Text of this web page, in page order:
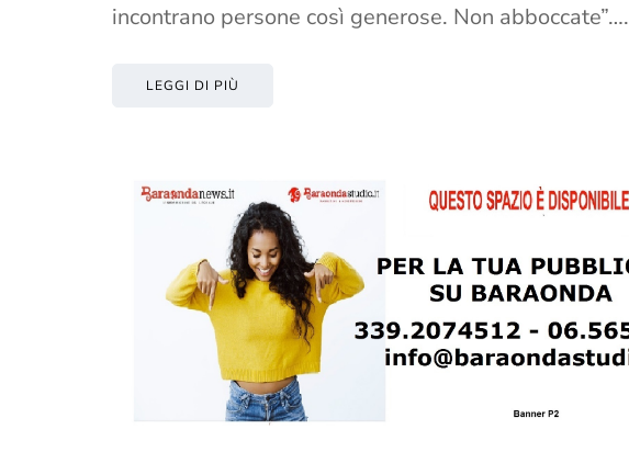
incontrano persone così generose. Non abboccate”….
LEGGI DI PIÙ